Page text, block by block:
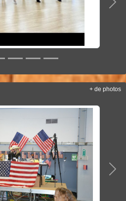
+ de photos